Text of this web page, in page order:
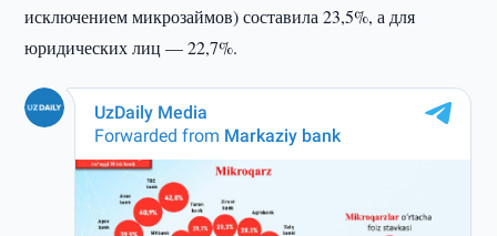
исключением микрозаймов) составила 23,5%, а для
юридических лиц — 22,7%.